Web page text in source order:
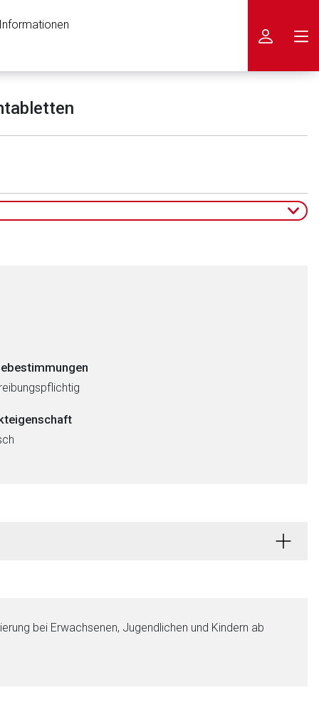
bei Erwachsenen, Jugendlichen und Kindern ab